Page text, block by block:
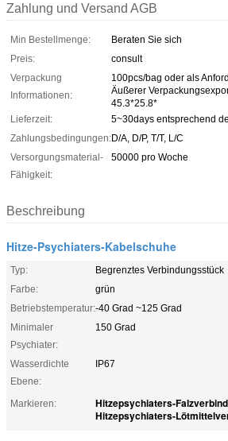
Zahlung und Versand AGB
Min Bestellmenge:
Beraten Sie sich
Preis:
consult
Verpackung
Informationen:
100pcs/bag oder als
Äußerer
45.3*25.8*
Lieferzeit:
5~30days entsprechend
Zahlungsbedingungen:D/A, D/P, T/T, L/C
Versorgungsmaterial-
Fähigkeit:
50000 pro Woche
Beschreibung
Hitze-Psychiaters-Kabelschuhe
Typ:
Begrenztes Verbindungsstück
Farbe:
grün
Betriebstemperatur:-40 Grad ~125 Grad
Minimaler
Psychiater:
150 Grad
Wasserdichte
Ebene:
IP67
Markieren: Hitzepsychiaters-
Hitzepsychiaters-